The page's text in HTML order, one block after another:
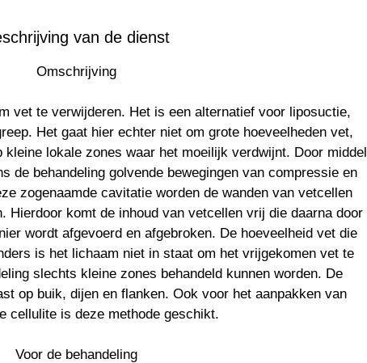
van de dienst
Omschrijving
vet te verwijderen. Het is een alternatief voor liposuctie,
Het gaat hier echter niet om grote hoeveelheden vet,
lokale zones waar het moeilijk verdwijnt. Door middel
de behandeling golvende bewegingen van compressie en
zogenaamde cavitatie worden de wanden van vetcellen
Hierdoor komt de inhoud van vetcellen vrij die daarna door
wordt afgevoerd en afgebroken. De hoeveelheid vet die
is het lichaam niet in staat om het vrijgekomen vet te
slechts kleine zones behandeld kunnen worden. De
op buik, dijen en flanken. Ook voor het aanpakken van
cellulite is deze methode geschikt.
Voor de behandeling